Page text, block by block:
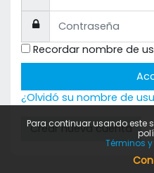
Contraseña
Recordar nombre de
¿Olvidó su nombre de
Crear nueva cuenta
Para continuar usando este
Términos